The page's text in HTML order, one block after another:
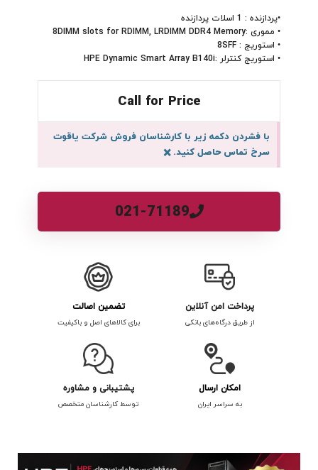
•پردازنده : 1 اسلات پردازنده
• مموری :8DIMM slots for RDIMM, LRDIMM DDR4 Memory
• استوریج : 8SFF
• استوریج کنترلر :HPE Dynamic Smart Array B140i
Call for Price
با فشردن دکمه زیر با کارشناسان فروش شرکت یاقوت
سرخ تماس حاصل کنید.×
021-71189
پرداخت امن آنلاین
از طریق درگاه‌های بانکی
تضمین اصالت
برای کالاهای اصل و باکیفیت
امکان ارسال
به سراسر ایران
پشتیبانی و مشاوره
توسط کارشناسان متخصص